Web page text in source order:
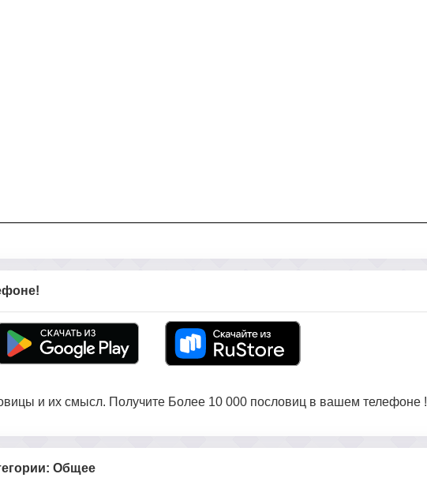
и их смысл. Получите Более 10 000 пословиц в вашем телефоне !
Общее